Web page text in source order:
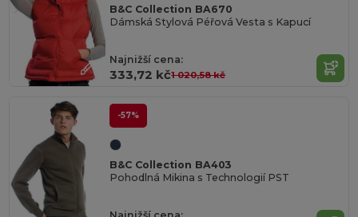
B&C Collection BA670
Dámská Stylová Péřová Vesta s Kapucí
Najnižší cena:
333,72 kč1 020,58 kč
-57%
B&C Collection BA403
Pohodlná Mikina s Technologií PST